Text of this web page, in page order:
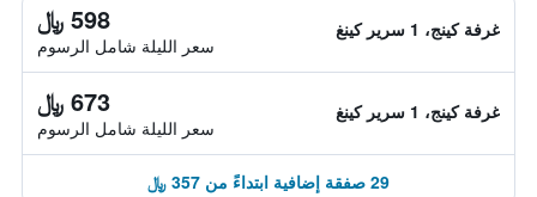
غرفة كينج، 1 سرير كينغ 598 ﷼
سعر الليلة شامل الرسوم
غرفة كينج، 1 سرير كينغ 673 ﷼
سعر الليلة شامل الرسوم
29 صفقة إضافية ابتداءً من 357 ﷼